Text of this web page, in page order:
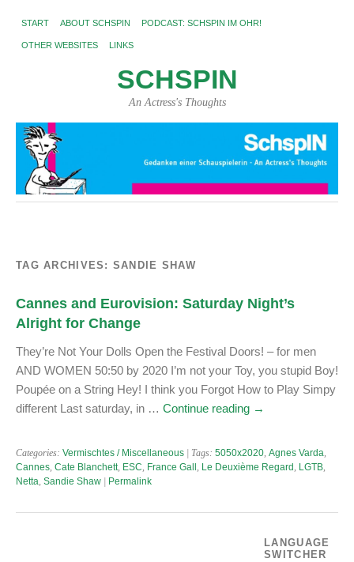
START ABOUT SCHSPIN PODCAST: SCHSPIN IM OHR!
OTHER WEBSITES LINKS
SCHSPIN
An Actress's Thoughts
TAG ARCHIVES: SANDIE SHAW
Cannes and Eurovision: Saturday Night’s
Alright for Change
They’re Not Your Dolls Open the Festival Doors! – for men
AND WOMEN 50:50 by 2020 I’m not your Toy, you stupid Boy!
Poupée on a String Hey! I think you Forgot How to Play Simpy
different Last saturday, in … Continue reading →
Categories: Vermischtes / Miscellaneous | Tags: 5050x2020, Agnes Varda,
Cannes, Cate Blanchett, ESC, France Gall , Le Deuxième Regard , LGTB,
Netta, Sandie Shaw Permalink
LANGUAGE
SWITCHER